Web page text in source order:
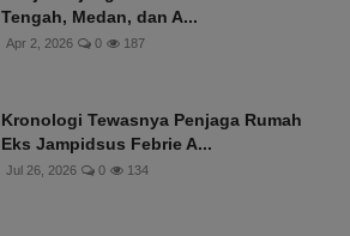
Tengah, Medan, dan A...
Apr 2, 2026 0 187
Kronologi Tewasnya Penjaga Rumah
Eks Jampidsus Febrie A...
Jul 26, 2026 0 134